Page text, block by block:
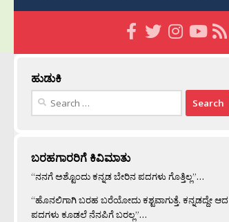
ಹುಡುಕಿ
Search
ಬರಹಗಾರರಿಗೆ ಕಿವಿಮಾತು
“ನನಗೆ ಅಶ್ಟೊಂದು ಕನ್ನಡ ಬೇರಿನ ಪದಗಳು ಗೊತ್ತಿಲ್ಲ”…
“ಹೊನಲಿಗಾಗಿ ಬರಹ ಬರೆಯೋದು ಕಶ್ಟವಾಗುತ್ತೆ. ಕನ್ನಡದ್ದೇ ಆದ
ಪದಗಳು ಕೂಡಲೆ ನೆನಪಿಗೆ ಬರಲ್ಲ”…